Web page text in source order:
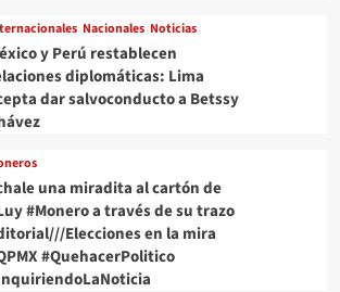
Nacionales Noticias
y Perú restablecen
diplomáticas: Lima
dar salvoconducto a Betssy
una miradita al cartón de
#Monero a través de su trazo
Elecciones en la mira
#QuehacerPolitico